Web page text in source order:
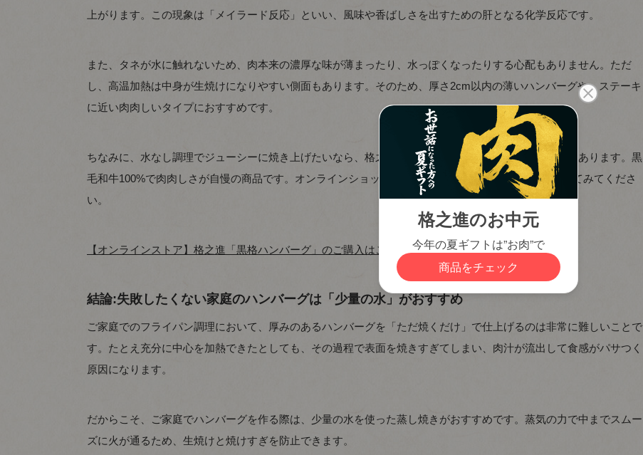
上がります。この現象は「メイラード反応」といい、風味や香ばしさを出すための肝となる化学反応です。
また、タネが水に触れないため、肉本来の濃厚な味が薄まったり、水っぽくなったりする心配もありません。ただ
し、高温加熱は中身が生焼けになりやすい側面もあります。そのため、厚さ2cm以内の薄いハンバーグや、ステーキ
に近い肉肉しいタイプにおすすめです。
ちなみに、水なし調理でジューシーに焼き上げたいなら、格之進の「黒格ハンバーグ」という選択肢もあります。黒
毛和牛100%で肉肉しさが自慢の商品です。オンラインショップで購入できるので、気になる方は試してみてくださ
い。
【オンラインストア】格之進「黒格ハンバーグ」のご購入はこちら
結論:失敗したくない家庭のハンバーグは「少量の水」がおすすめ
ご家庭でのフライパン調理において、厚みのあるハンバーグを「ただ焼くだけ」で仕上げるのは非常に難しいことで
す。たとえ充分に中心を加熱できたとしても、その過程で表面を焼きすぎてしまい、肉汁が流出して食感がパサつく
原因になります。
だからこそ、ご家庭でハンバーグを作る際は、少量の水を使った蒸し焼きがおすすめです。蒸気の力で中までスムー
ズに火が通るため、生焼けと焼けすぎを防止できます。